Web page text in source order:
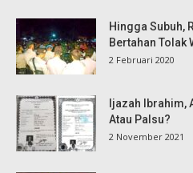
Hingga Subuh,
Bertahan Tolak
2 Februari 2020
Ijazah Ibrahim,
Atau Palsu?
2 November 2021